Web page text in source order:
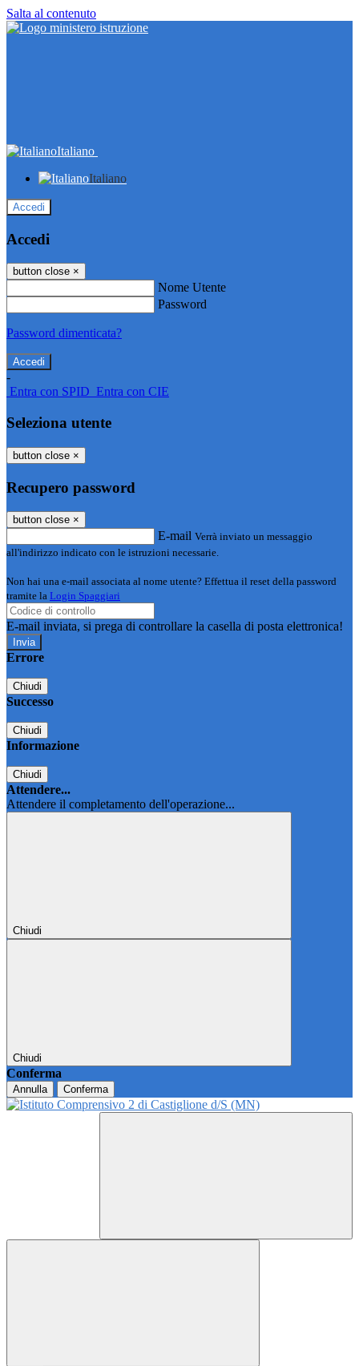
Salta al contenuto
Italiano
Italiano
Accedi
Accedi
button close ×
Nome Utente
Password
Password dimenticata?
-
Entra con SPID Entra con CIE
Seleziona utente
button close ×
Recupero password
button close ×
E-mail Verrà inviato un messaggio
all'indirizzo indicato con le istruzioni necessarie.
Non hai una e-mail associata al nome utente? Effettua il reset della password
tramite la Login Spaggiari
E-mail inviata, si prega di controllare la casella di posta elettronica!
Errore
Chiudi
Successo
Chiudi
Informazione
Chiudi
Attendere...
Attendere il completamento dell'operazione...
Chiudi
Chiudi
Conferma
Annulla Conferma